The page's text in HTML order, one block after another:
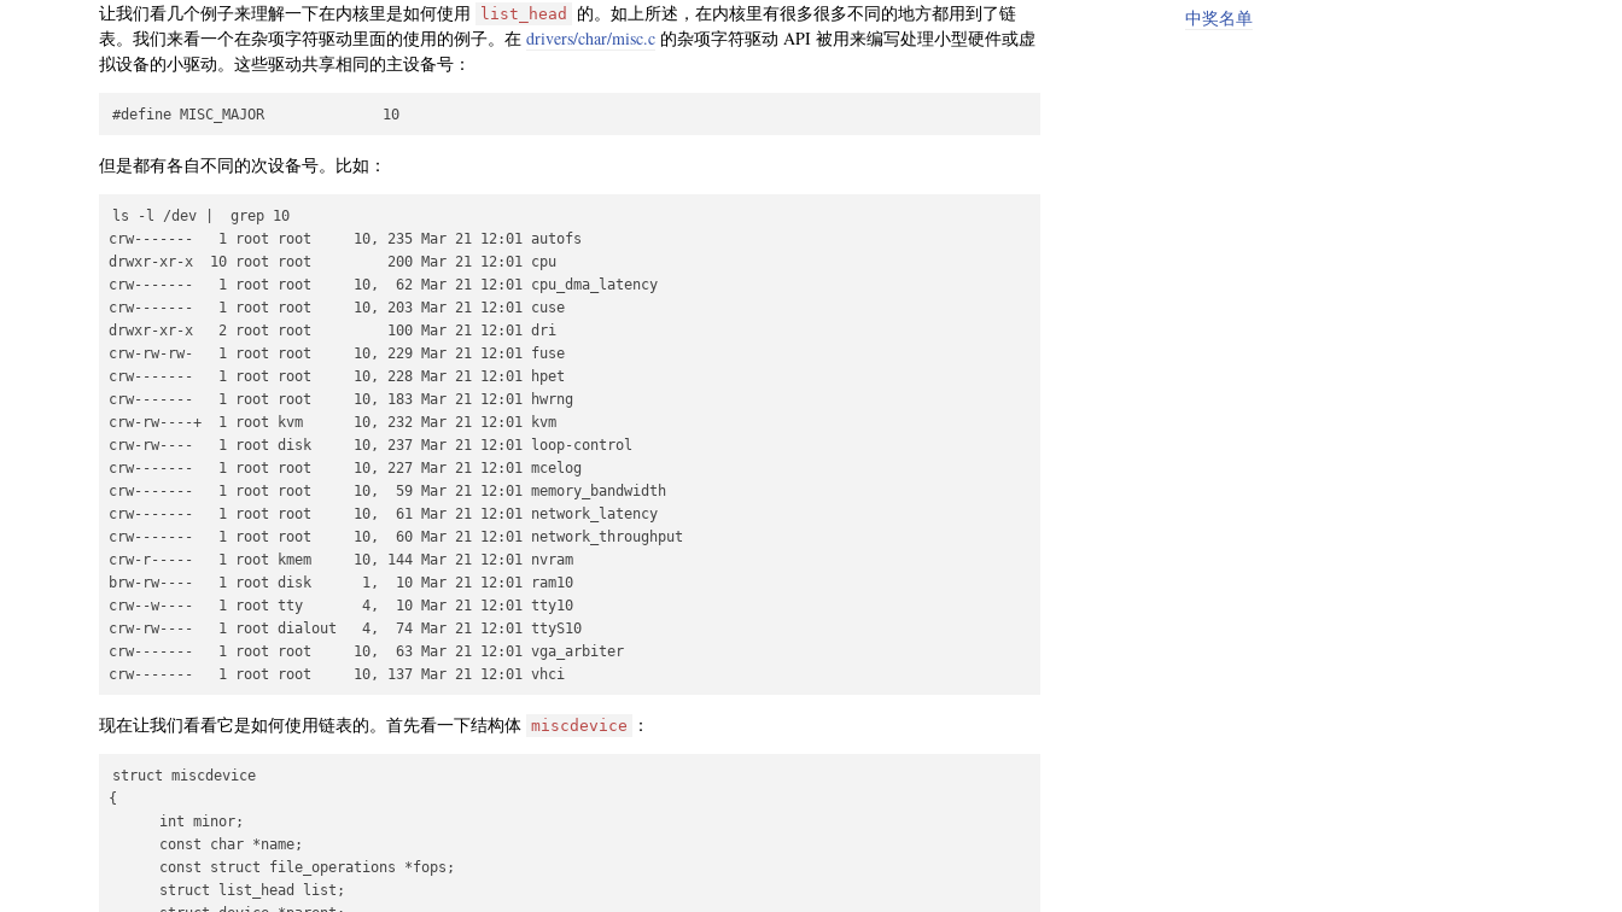
让我们看几个例子来理解一下在内核里是如何使用 list_head
的。如上所述，在内核里有很多很多不同的地方都用到了链
表。我们来看一个在杂项字符驱动里面的使用的例子。在 drivers/char/misc.c 的杂项字符驱动 API 被用来编写处理小型硬件或虚
拟设备的小驱动。这些驱动共享相同的主设备号：
但是都有各自不同的次设备号。比如：
ls -l /dev |  grep 10
crw-------   1 root root     10, 235 Mar 21 12:01 autofs
drwxr-xr-x  10 root root         200 Mar 21 12:01 cpu
crw-------   1 root root     10,  62 Mar 21 12:01 cpu_dma_latency
crw-------   1 root root     10, 203 Mar 21 12:01 cuse
drwxr-xr-x   2 root root         100 Mar 21 12:01 dri
crw-rw-rw-   1 root root     10, 229 Mar 21 12:01 fuse
crw-------   1 root root     10, 228 Mar 21 12:01 hpet
crw-------   1 root root     10, 183 Mar 21 12:01 hwrng
crw-rw----+  1 root kvm      10, 232 Mar 21 12:01 kvm
crw-rw----   1 root disk     10, 237 Mar 21 12:01 loop-control
crw-------   1 root root     10, 227 Mar 21 12:01 mcelog
crw-------   1 root root     10,  59 Mar 21 12:01 memory_bandwidth
crw-------   1 root root     10,  61 Mar 21 12:01 network_latency
crw-------   1 root root     10,  60 Mar 21 12:01 network_throughput
crw-r-----   1 root kmem     10, 144 Mar 21 12:01 nvram
brw-rw----   1 root disk      1,  10 Mar 21 12:01 ram10
crw--w----   1 root tty       4,  10 Mar 21 12:01 tty10
crw-rw----   1 root dialout   4,  74 Mar 21 12:01 ttyS10
crw-------   1 root root     10,  63 Mar 21 12:01 vga_arbiter
现在让我们看看它是如何使用链表的。首先看一下结构体 miscdevice ：
struct miscdevice
{
      int minor;
      const char *name;
      const struct file_operations *fops;
      struct list_head list;
中奖名单